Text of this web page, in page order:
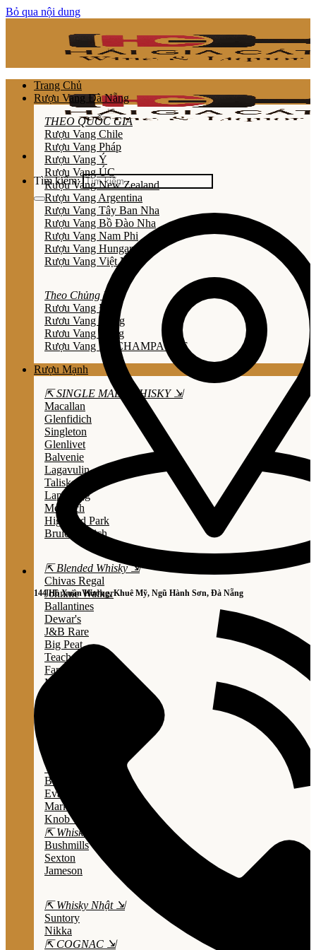
Bỏ qua nội dung
Tìm kiếm:
144 Hồ Xuân Hương, Khuê Mỹ, Ngũ Hành Sơn, Đà Nẵng
Trang Chủ
Rượu Vang Đà Nẵng
THEO QUỐC GIA
Rượu Vang Chile
Rượu Vang Pháp
Rượu Vang Ý
Rượu Vang ÚC
Rượu Vang New Zealand
Rượu Vang Argentina
Rượu Vang Tây Ban Nha
Rượu Vang Bồ Đào Nha
Rượu Vang Nam Phi
Rượu Vang Hungary
Rượu Vang Việt Nam
Theo Chủng Loại
Rươu Vang Đỏ
Rươu Vang Trắng
Rươu Vang Hồng
Rượu Vang Nổ/CHAMPAGNE
Rượu Mạnh
⇱ SINGLE MALT WHISKY ⇲
Macallan
Glenfidich
Singleton
Glenlivet
Balvenie
Lagavulin
Talisker
Laphroaig
Mortlach
Highland Park
Bruichladdich
⇱ Blended Whisky ⇲
Chivas Regal
Johnnie Walker
Ballantines
Dewar's
J&B Rare
Big Peat
Teacher's
Famous Grouse
Monkey Shouder
Wild Turkey
Bulleit Bourbon
Evan Williams
Marker's Mark
Knob Creek
⇱ Whiskey Ailen ⇲
Bushmills
Sexton
Jameson
⇱ Whisky Nhật ⇲
Suntory
Nikka
⇱ COGNAC ⇲